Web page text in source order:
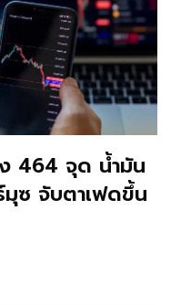
464 จุด น้ำมัน
ซ จับตาเฟดขึ้น